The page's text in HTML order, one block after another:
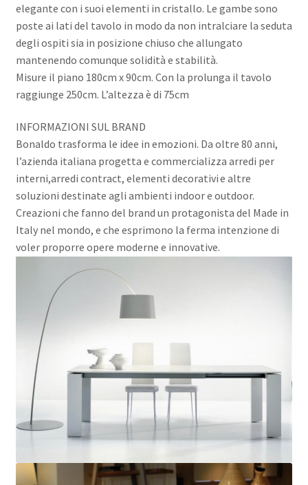
elegante con i suoi elementi in cristallo. Le gambe sono
poste ai lati del tavolo in modo da non intralciare la seduta
degli ospiti sia in posizione chiuso che allungato
mantenendo comunque solidità e stabilità.
Misure il piano 180cm x 90cm. Con la prolunga il tavolo
raggiunge 250cm. L’altezza è di 75cm
INFORMAZIONI SUL BRAND
Bonaldo trasforma le idee in emozioni. Da oltre 80 anni,
l’azienda italiana progetta e commercializza arredi per
interni,arredi contract, elementi decorativi e altre
soluzioni destinate agli ambienti indoor e outdoor.
Creazioni che fanno del brand un protagonista del Made in
Italy nel mondo, e che esprimono la ferma intenzione di
voler proporre opere moderne e innovative.